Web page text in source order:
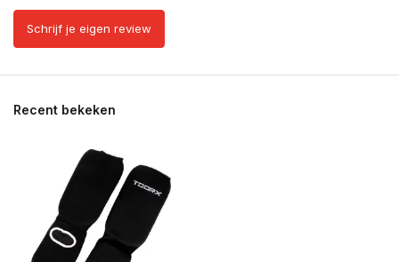
Schrijf je eigen review
Recent bekeken